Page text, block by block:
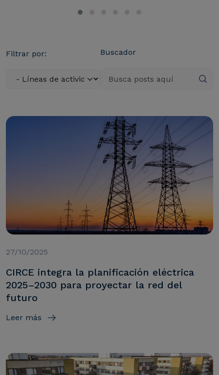
Filtrar por: Buscador
27/10/2025
CIRCE integra la planificación eléctrica
2025–2030 para proyectar la red del
futuro
Leer más